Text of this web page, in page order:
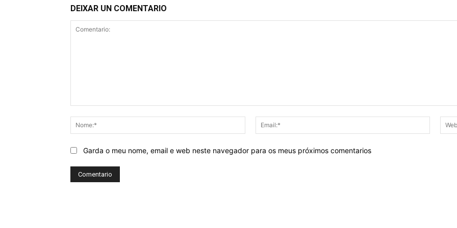
DEIXAR UN COMENTARIO
Nome:*
Email:*
Garda o meu nome, email e web neste navegador para os meus próximos comentarios